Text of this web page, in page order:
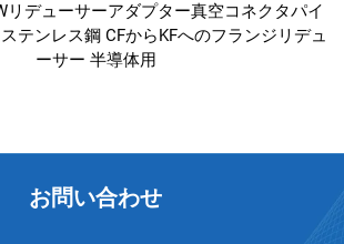
リデューサーアダプター真空コネクタパイ
テンレス鋼 CFからKFへのフランジリデュ
ーサー 半導体用
お問い合わせ